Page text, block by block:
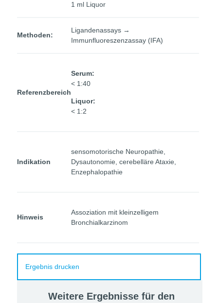
1 ml Liquor
Methoden:
Ligandenassays →
Immunfluoreszenzassay (IFA)
Referenzbereich
Serum:
< 1:40
Liquor:
< 1:2
Indikation
sensomotorische Neuropathie,
Dysautonomie, cerebelläre Ataxie,
Enzephalopathie
Hinweis
Assoziation mit kleinzelligem
Bronchialkarzinom
Ergebnis drucken
Weitere Ergebnisse für den